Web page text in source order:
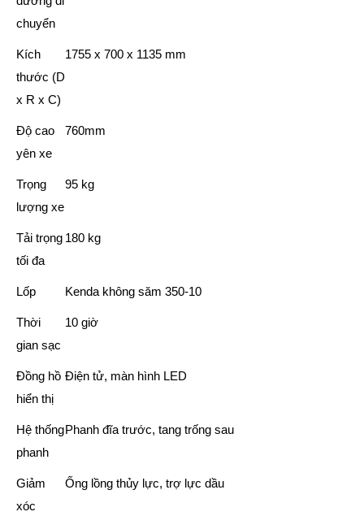
chuyển
Kích
thước (D
x R x C)
1755 x 700 x 1135 mm
Độ cao
yên xe
760mm
Trọng
lượng xe
95 kg
Tải trọng
tối đa
180 kg
Lốp Kenda không săm 350-10
Thời
gian sạc
10 giờ
Đồng hồ
hiển thị
Điện tử, màn hình LED
Hệ thống
phanh
Phanh đĩa trước, tang trống sau
Giảm
xóc
Ống lồng thủy lực, trợ lực dầu